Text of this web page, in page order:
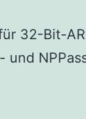
32-Bit-
und